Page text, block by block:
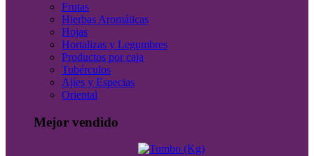
Frutas
Hierbas Aromáticas
Hojas
Hortalizas y Legumbres
Productos por caja
Tubérculos
Ajíes y Especias
Oriental
Mejor vendido